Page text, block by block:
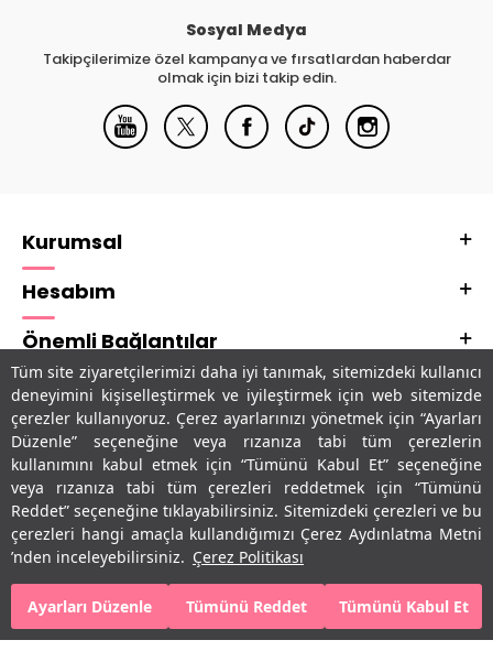
Tüm site ziyaretçilerimizi daha iyi tanımak, sitemizdeki kullanıcı
deneyimini kişiselleştirmek ve iyileştirmek için web sitemizde
çerezler kullanıyoruz. Çerez ayarlarınızı yönetmek için “Ayarları
Düzenle” seçeneğine veya rızanıza tabi tüm çerezlerin
kullanımını kabul etmek için “Tümünü Kabul Et” seçeneğine
veya rızanıza tabi tüm çerezleri reddetmek için “Tümünü
Reddet” seçeneğine tıklayabilirsiniz. Sitemizdeki çerezleri ve bu
çerezleri hangi amaçla kullandığımızı Çerez Aydınlatma Metni
’nden inceleyebilirsiniz. Çerez Politikası
Ayarları Düzenle Tümünü Reddet Tümünü Kabul Et
Sosyal Medya
Takipçilerimize özel kampanya ve fırsatlardan haberdar
olmak için bizi takip edin.
Kurumsal
Hesabım
Önemli Bağlantılar
Adres & İletişim
Uygulamalarımız